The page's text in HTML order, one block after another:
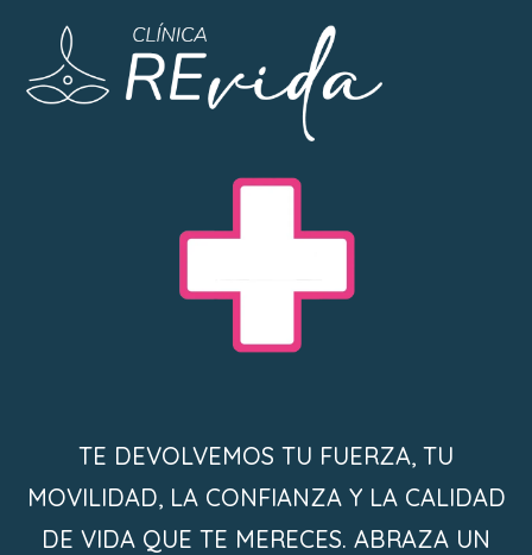
TE DEVOLVEMOS TU FUERZA, TU
MOVILIDAD, LA CONFIANZA Y LA CALIDAD
DE VIDA QUE TE MERECES. ABRAZA UN